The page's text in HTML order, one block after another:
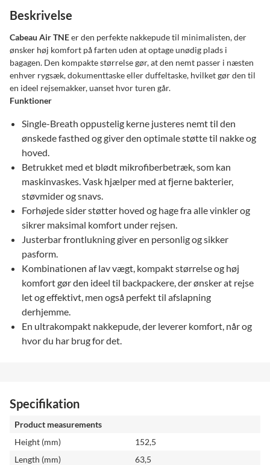
Beskrivelse
Cabeau Air TNEer den perfekte nakkepude til minimalisten, der
ønsker høj komfort på farten uden at optage unødig plads i
bagagen. Den kompakte størrelse gør, at den nemt passer i næsten
enhver rygsæk, dokumenttaske eller duffeltaske, hvilket gør den til
en ideel rejsemakker, uanset hvor turen går.
Funktioner
Single-Breath oppustelig kerne justeres nemt til den
ønskede fasthed og giver den optimale støtte til nakke og
hoved.
Betrukket med et blødt mikrofiberbetræk, som kan
maskinvaskes. Vask hjælper med at fjerne bakterier,
støvmider og snavs.
Forhøjede sider støtter hoved og hage fra alle vinkler og
sikrer maksimal komfort under rejsen.
Justerbar frontlukning giver en personlig og sikker
pasform.
Kombinationen af lav vægt, kompakt størrelse og høj
komfort gør den ideel til backpackere, der ønsker at rejse
let og effektivt, men også perfekt til afslapning
derhjemme.
En ultrakompakt nakkepude, der leverer komfort, når og
hvor du har brug for det.
Specifikation
Product measurements
Height (mm)
152,5
Length (mm)
63,5